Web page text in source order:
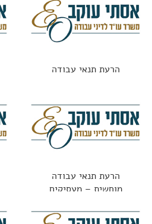
הרעת תנאי עבודה
הרעת תנאי עבודה
מוחשית – מעסיקים